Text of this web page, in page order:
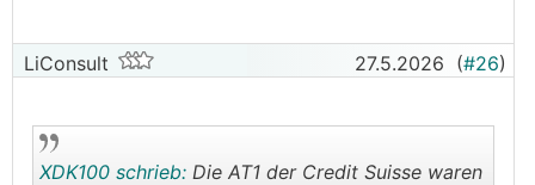
LiConsult 27.5.2026 (#26)
XDK100 schrieb: Die AT1 der Credit Suisse waren